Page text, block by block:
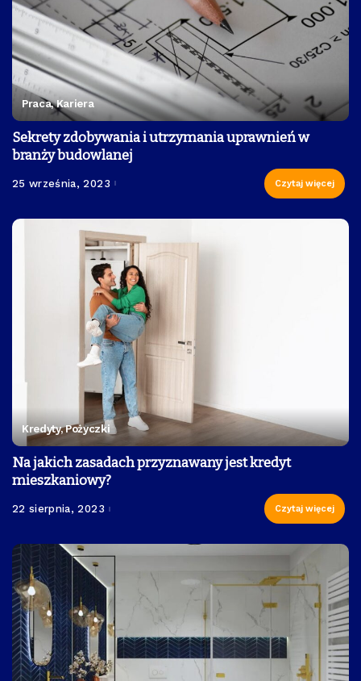
Praca, Kariera
Sekrety zdobywania i utrzymania uprawnień w
branży budowlanej
25 września, 2023 Czytaj więcej
Kredyty, Pożyczki
Na jakich zasadach przyznawany jest kredyt
mieszkaniowy?
22 sierpnia, 2023 Czytaj więcej